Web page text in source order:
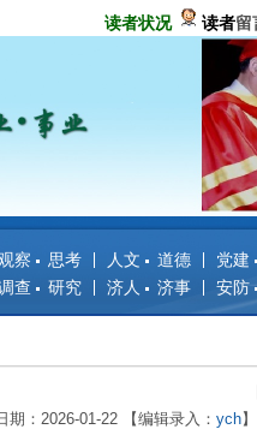
读者状况 读者留
察 思考 人文 道德 党
查 研究 济人 济事 安
期：2026-01-22 【编辑录入： ych